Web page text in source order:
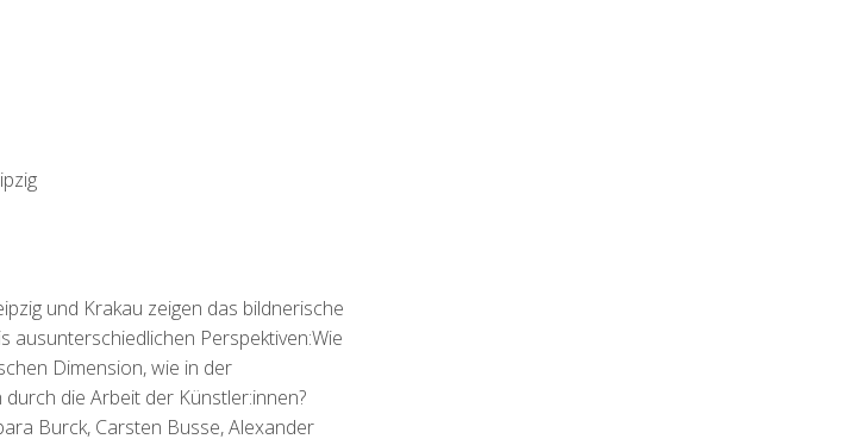
und Krakau zeigen das bildnerische
ausunterschiedlichen Perspektiven:Wie
Dimension, wie in der
die Arbeit der Künstler:innen?
Burck, Carsten Busse, Alexander